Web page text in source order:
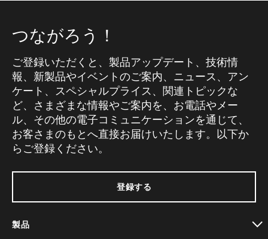
つながろう！
ご登録いただくと、製品アップデート、技術情
報、新製品やイベントのご案内、ニュース、アン
ケート、スペシャルプライス、関連トピックな
ど、さまざまな情報やご案内を、お電話やメー
ル、その他の電子コミュニケーションを通じて、
お客さまのもとへ直接お届けいたします。以下か
らご登録ください。
登録する
製品